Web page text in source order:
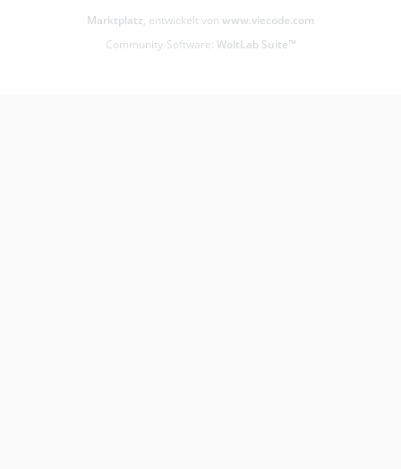
Marktplatz, entwickelt von www.viecode.com
Community-Software: WoltLab Suite™